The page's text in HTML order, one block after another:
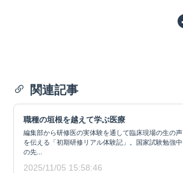
関連記事
職種の垣根を越えて学ぶ医療
編集部から研修医の実体験を通して臨床現場の生の声
を伝える「初期研修リアル体験記」。国家試験勉強中
の先...
2025/11/05 15:58:46